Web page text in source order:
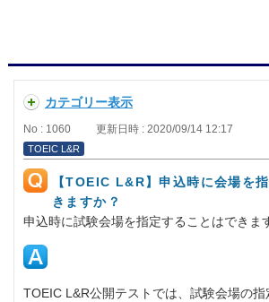
カテゴリー表示
No : 1060 更新日時 : 2020/09/14 12:17
TOEIC L&R
【TOEIC L&R】申込時に会場を
きますか？
申込時に試験会場を指定することはできま
TOEIC L&R公開テストでは、試験会場の指